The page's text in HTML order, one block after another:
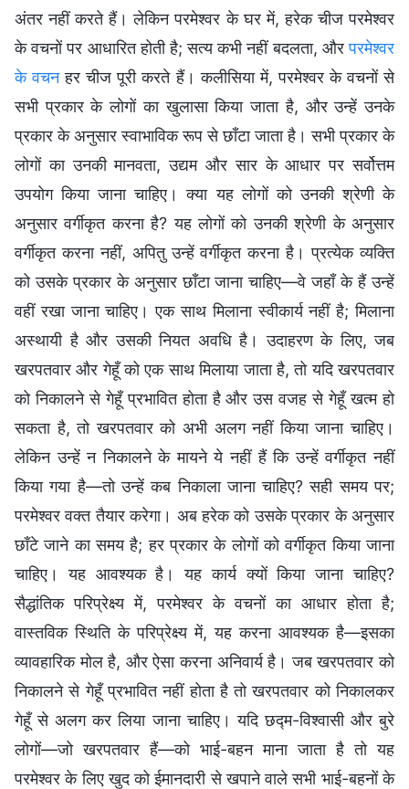
अंतर नहीं करते हैं। लेकिन परमेश्वर के घर में, हरेक चीज परमेश्वर
के वचनों पर आधारित होती है; सत्य कभी नहीं बदलता, औरपरमेश्वर
के वचनहर चीज पूरी करते हैं। कलीसिया में, परमेश्वर के वचनों से
सभी प्रकार के लोगों का खुलासा किया जाता है, और उन्हें उनके
प्रकार के अनुसार स्वाभाविक रूप से छाँटा जाता है। सभी प्रकार के
लोगों का उनकी मानवता, उद्यम और सार के आधार पर सर्वोत्तम
उपयोग किया जाना चाहिए। क्या यह लोगों को उनकी श्रेणी के
अनुसार वर्गीकृत करना है? यह लोगों को उनकी श्रेणी के अनुसार
वर्गीकृत करना नहीं, अपितु उन्हें वर्गीकृत करना है। प्रत्येक व्यक्ति
को उसके प्रकार के अनुसार छाँटा जाना चाहिए—वे जहाँ के हैं उन्हें
वहीं रखा जाना चाहिए। एक साथ मिलाना स्वीकार्य नहीं है; मिलाना
अस्थायी है और उसकी नियत अवधि है। उदाहरण के लिए, जब
खरपतवार और गेहूँ को एक साथ मिलाया जाता है, तो यदि खरपतवार
को निकालने से गेहूँ प्रभावित होता है और उस वजह से गेहूँ खत्म हो
सकता है, तो खरपतवार को अभी अलग नहीं किया जाना चाहिए।
लेकिन उन्हें न निकालने के मायने ये नहीं हैं कि उन्हें वर्गीकृत नहीं
किया गया है—तो उन्हें कब निकाला जाना चाहिए? सही समय पर;
परमेश्वर वक्त तैयार करेगा। अब हरेक को उसके प्रकार के अनुसार
छाँटे जाने का समय है; हर प्रकार के लोगों को वर्गीकृत किया जाना
चाहिए। यह आवश्यक है। यह कार्य क्यों किया जाना चाहिए?
सैद्धांतिक परिप्रेक्ष्य में, परमेश्वर के वचनों का आधार होता है;
वास्तविक स्थिति के परिप्रेक्ष्य में, यह करना आवश्यक है—इसका
व्यावहारिक मोल है, और ऐसा करना अनिवार्य है। जब खरपतवार को
निकालने से गेहूँ प्रभावित नहीं होता है तो खरपतवार को निकालकर
गेहूँ से अलग कर लिया जाना चाहिए। यदि छद्म-विश्वासी और बुरे
लोगों—जो खरपतवार हैं—को भाई-बहन माना जाता है तो यह
परमेश्वर के लिए खुद को ईमानदारी से खपाने वाले सभी भाई-बहनों के